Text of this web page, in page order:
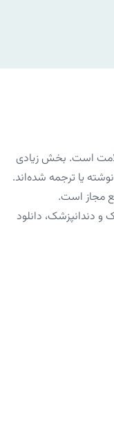
است. بخش زیادی
یا ترجمه شده‌اند.
مجاز است.
دندانپزشک، دانلود